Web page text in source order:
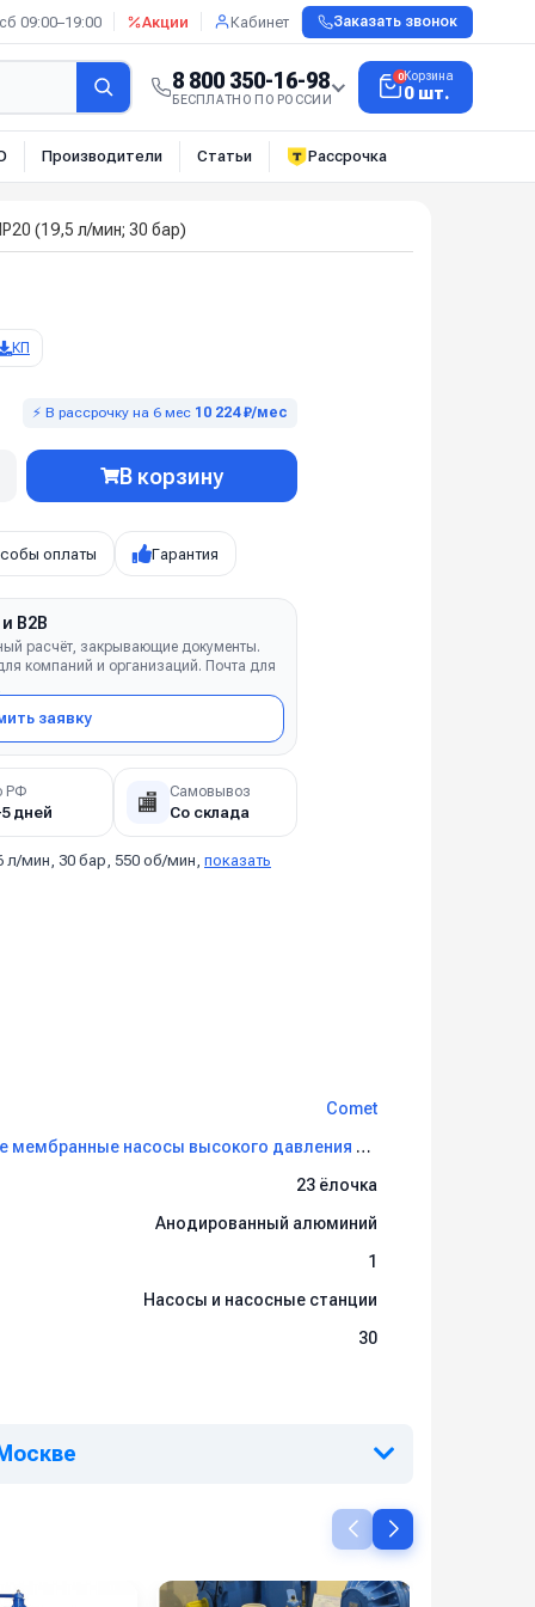
09:00–19:00 Акции Кабинет Заказать звонок
8 800 350-16-98
БЕСПЛАТНО ПО РОССИИ
0Корзина
0 шт.
Производители Статьи Рассрочка
(19,5 л/мин; 30 бар)
КП
⚡ В рассрочку на 6 мес 10 224 ₽/мес
В корзину
оплаты Гарантия
B2B
расчёт, закрывающие документы.
компаний и организаций. Почта для
заявку
РФ
дней 🏬 Самовывоз
Со склада
л/мин, 30 бар, 550 об/мин, показать
Comet
Диафрагменные мембранные насосы высокого давления Comet
23 ёлочка
Анодированный алюминий
1
Насосы и насосные станции
30